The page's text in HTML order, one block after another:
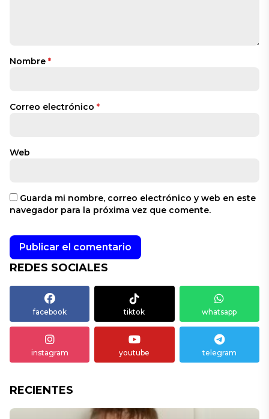
Nombre *
Correo electrónico *
Web
Guarda mi nombre, correo electrónico y web en este
navegador para la próxima vez que comente.
REDES SOCIALES
facebook tiktok whatsapp
instagram youtube telegram
RECIENTES